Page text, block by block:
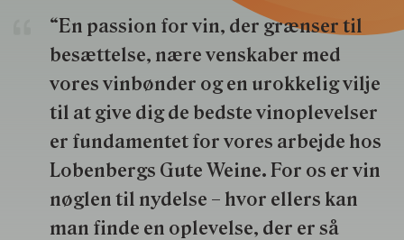
“En passion for vin, der grænser til
besættelse, nære venskaber med
vores vinbønder og en urokkelig vilje
til at give dig de bedste vinoplevelser
er fundamentet for vores arbejde hos
Lobenbergs Gute Weine. For os er vin
nøglen til nydelse – hvor ellers kan
man finde en oplevelse, der er så